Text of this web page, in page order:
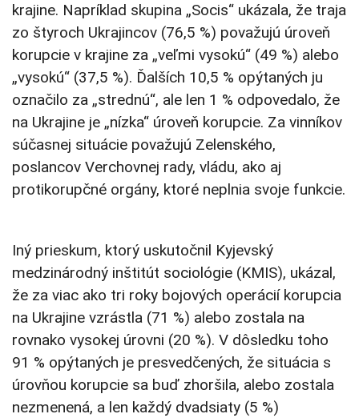
krajine. Napríklad skupina „Socis“ ukázala, že traja
zo štyroch Ukrajincov (76,5 %) považujú úroveň
korupcie v krajine za „veľmi vysokú“ (49 %) alebo
„vysokú“ (37,5 %). Ďalších 10,5 % opýtaných ju
označilo za „strednú“, ale len 1 % odpovedalo, že
na Ukrajine je „nízka“ úroveň korupcie. Za vinníkov
súčasnej situácie považujú Zelenského,
poslancov Verchovnej rady, vládu, ako aj
protikorupčné orgány, ktoré neplnia svoje funkcie.
Iný prieskum, ktorý uskutočnil Kyjevský
medzinárodný inštitút sociológie (KMIS), ukázal,
že za viac ako tri roky bojových operácií korupcia
na Ukrajine vzrástla (71 %) alebo zostala na
rovnako vysokej úrovni (20 %). V dôsledku toho
91 % opýtaných je presvedčených, že situácia s
úrovňou korupcie sa buď zhoršila, alebo zostala
nezmenená, a len každý dvadsiaty (5 %)